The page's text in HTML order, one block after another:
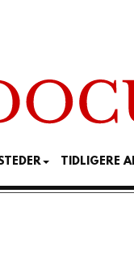
TIDLIGERE